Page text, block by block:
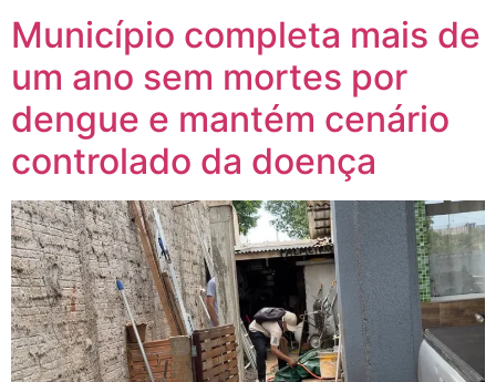
Município completa mais de
um ano sem mortes por
dengue e mantém cenário
controlado da doença